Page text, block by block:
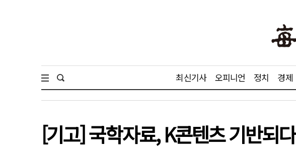
최신기사 오피니언 정치 경제
[기고] 국학자료, K콘텐츠 기반되다